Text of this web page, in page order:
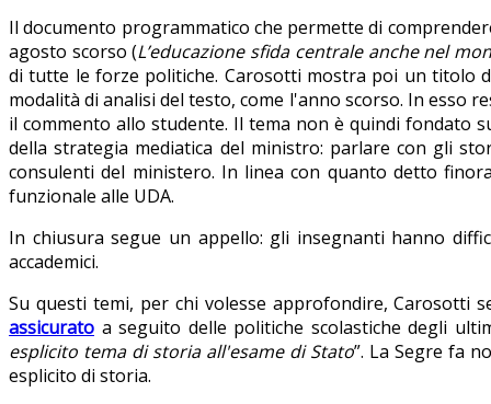
Il documento programmatico che permette di
agosto scorso (L’educazione sfida centrale anche nel
di tutte le forze politiche. Carosotti mostra poi un titolo
modalità di analisi del testo, come l'anno scorso. In esso
il commento allo studente. Il tema non è quindi fondato
della strategia mediatica del ministro: parlare con gli
consulenti del ministero. In linea con quanto detto
funzionale alle UDA.
In chiusura segue un appello: gli insegnanti hanno
accademici.
Su questi temi, per chi volesse approfondire, Carosotti
assicurato a seguito delle politiche scolastiche degli
esplicito tema di storia all'esame di Stato”. La Segre fa
esplicito di storia.